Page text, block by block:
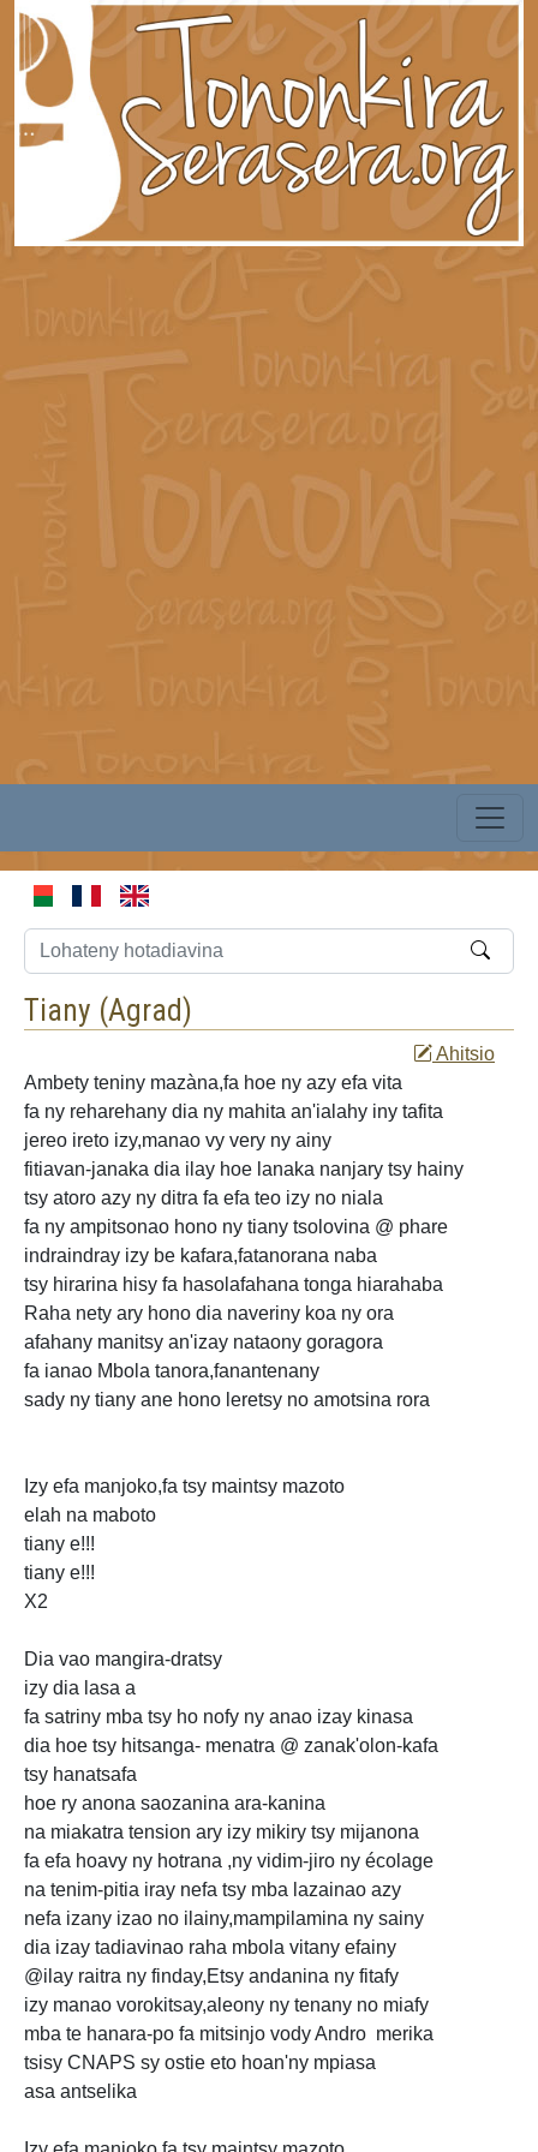
Tiany (Agrad)
Ahitsio
Ambety teniny mazàna,fa hoe ny azy efa vita
fa ny reharehany dia ny mahita an'ialahy iny tafita
jereo ireto izy,manao vy very ny ainy
fitiavan-janaka dia ilay hoe lanaka nanjary tsy hainy
tsy atoro azy ny ditra fa efa teo izy no niala
fa ny ampitsonao hono ny tiany tsolovina @ phare
indraindray izy be kafara,fatanorana naba
tsy hirarina hisy fa hasolafahana tonga hiarahaba
Raha nety ary hono dia naveriny koa ny ora
afahany manitsy an'izay nataony goragora
fa ianao Mbola tanora,fanantenany
sady ny tiany ane hono leretsy no amotsina rora
Izy efa manjoko,fa tsy maintsy mazoto
elah na maboto
tiany e!!!
tiany e!!!
X2
Dia vao mangira-dratsy
izy dia lasa a
fa satriny mba tsy ho nofy ny anao izay kinasa
dia hoe tsy hitsanga- menatra @ zanak'olon-kafa
tsy hanatsafa
hoe ry anona saozanina ara-kanina
na miakatra tension ary izy mikiry tsy mijanona
fa efa hoavy ny hotrana ,ny vidim-jiro ny écolage
na tenim-pitia iray nefa tsy mba lazainao azy
nefa izany izao no ilainy,mampilamina ny sainy
dia izay tadiavinao raha mbola vitany efainy
@ilay raitra ny finday,Etsy andanina ny fitafy
izy manao vorokitsay,aleony ny tenany no miafy
mba te hanara-po fa mitsinjo vody Andro merika
tsisy CNAPS sy ostie eto hoan'ny mpiasa
asa antselika